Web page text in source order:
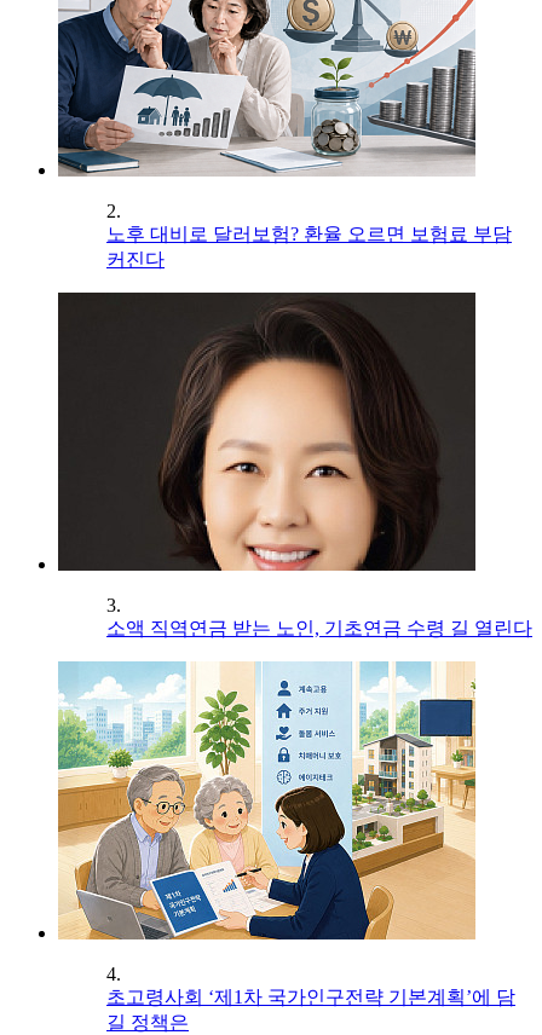
2.
노후 대비로 달러보험? 환율 오르면 보험료 부담
커진다
3.
소액 직역연금 받는 노인, 기초연금 수령 길 열린다
4.
초고령사회 ‘제1차 국가인구전략 기본계획’에 담
길 정책은